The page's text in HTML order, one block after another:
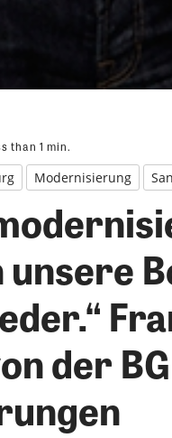
than 1 min.
Modernisierung
unsere
der